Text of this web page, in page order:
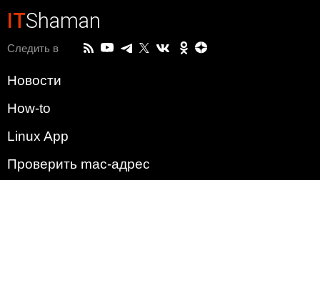
ITShaman
Следить в
Новости
How-to
Linux App
Проверить mac-адрес